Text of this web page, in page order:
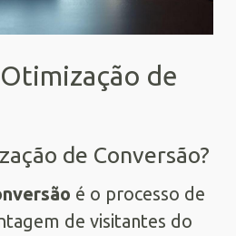
de
de Conversão?
é o processo de
de visitantes do